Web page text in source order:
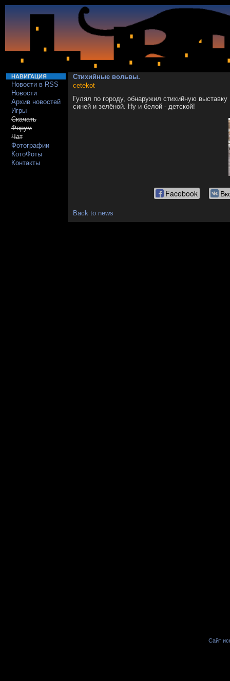
НАВИГАЦИЯ
Новости в RSS
Новости
Архив новостей
Игры
Скачать
Форум
Чат
Фотографии
КотоФоты
Контакты
Стихийные вольвы.
cetekot
Гулял по городу, обнаружил стихийную
синей и зелёной. Ну и белой - детской!
Facebook
Back to news
Сайт